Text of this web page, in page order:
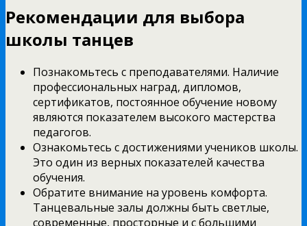
Рекомендации для выбора
школы танцев
Познакомьтесь с преподавателями. Наличие
профессиональных наград, дипломов,
сертификатов, постоянное обучение новому
являются показателем высокого мастерства
педагогов.
Ознакомьтесь с достижениями учеников школы.
Это один из верных показателей качества
обучения.
Обратите внимание на уровень комфорта.
Танцевальные залы должны быть светлые,
современные, просторные и с большими